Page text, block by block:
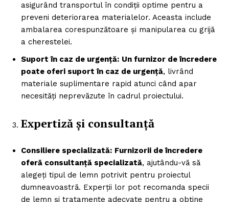
asigurând transportul în condiții optime pentru a
preveni deteriorarea materialelor. Aceasta include
ambalarea corespunzătoare și manipularea cu grijă
a cherestelei.
Suport în caz de urgență: Un furnizor de încredere
poate oferi suport în caz de urgență, livrând
materiale suplimentare rapid atunci când apar
necesități neprevăzute în cadrul proiectului.
Expertiză și consultanță
Consiliere specializată: Furnizorii de încredere
oferă consultanță specializată, ajutându-vă să
alegeți tipul de lemn potrivit pentru proiectul
dumneavoastră. Experții lor pot recomanda specii
de lemn și tratamente adecvate pentru a obține